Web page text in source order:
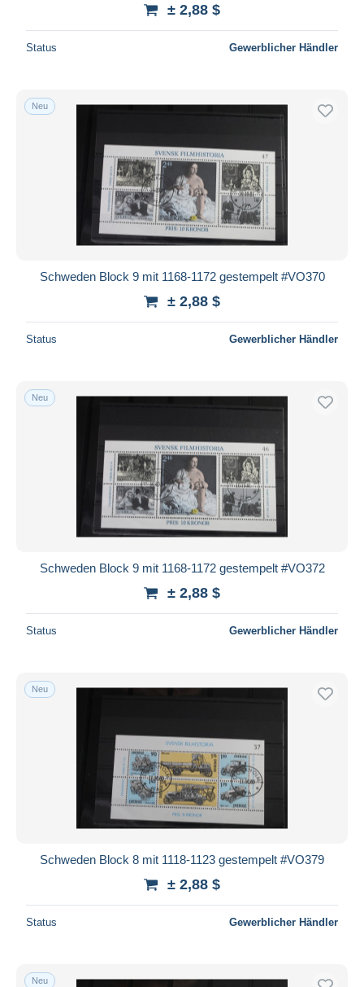
± 2,88 $
Status Gewerblicher Händler
Neu
Schweden Block 9 mit 1168-1172 gestempelt #VO370
± 2,88 $
Status Gewerblicher Händler
Neu
Schweden Block 9 mit 1168-1172 gestempelt #VO372
± 2,88 $
Status Gewerblicher Händler
Neu
Schweden Block 8 mit 1118-1123 gestempelt #VO379
± 2,88 $
Status Gewerblicher Händler
Neu